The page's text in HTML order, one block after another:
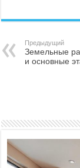
Предыдущий
Земельные
и основные